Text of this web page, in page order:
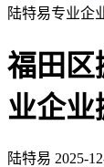
陆特易专业企
福田区
业企业
陆特易 2025-